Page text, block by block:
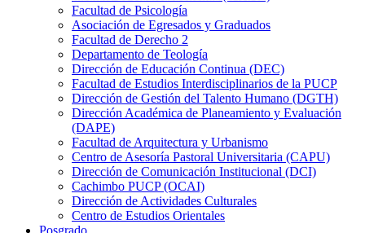
Facultad de Psicología
Asociación de Egresados y Graduados
Facultad de Derecho 2
Departamento de Teología
Dirección de Educación Continua (DEC)
Facultad de Estudios Interdisciplinarios de la PUCP
Dirección de Gestión del Talento Humano (DGTH)
Dirección Académica de Planeamiento y Evaluación
(DAPE)
Facultad de Arquitectura y Urbanismo
Centro de Asesoría Pastoral Universitaria (CAPU)
Dirección de Comunicación Institucional (DCI)
Cachimbo PUCP (OCAI)
Dirección de Actividades Culturales
Centro de Estudios Orientales
Posgrado